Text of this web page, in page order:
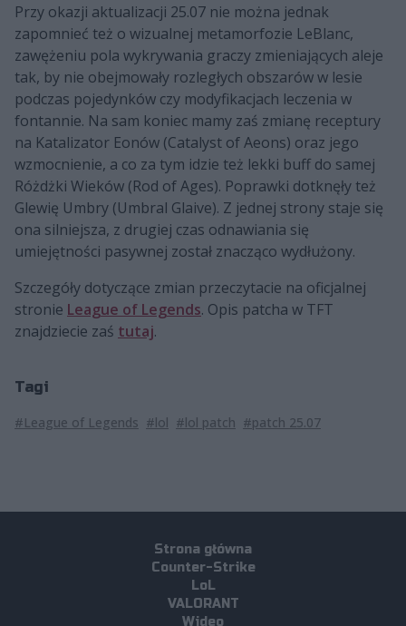
Przy okazji aktualizacji 25.07 nie można jednak
zapomnieć też o wizualnej metamorfozie LeBlanc,
zawężeniu pola wykrywania graczy zmieniających aleje
tak, by nie obejmowały rozległych obszarów w lesie
podczas pojedynków czy modyfikacjach leczenia w
fontannie. Na sam koniec mamy zaś zmianę receptury
na Katalizator Eonów (Catalyst of Aeons) oraz jego
wzmocnienie, a co za tym idzie też lekki buff do samej
Różdżki Wieków (Rod of Ages). Poprawki dotknęły też
Glewię Umbry (Umbral Glaive). Z jednej strony staje się
ona silniejsza, z drugiej czas odnawiania się
umiejętności pasywnej został znacząco wydłużony.
Szczegóły dotyczące zmian przeczytacie na oficjalnej
stronie League of Legends. Opis patcha w TFT
znajdziecie zaś tutaj.
Tagi
#League of Legends #lol #lol patch #patch 25.07
Strona główna
Counter-Strike
LoL
VALORANT
Wideo